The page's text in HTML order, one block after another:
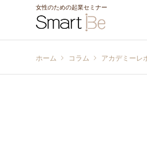
女性のための起業セミナー
ホーム コラム アカデミーレ